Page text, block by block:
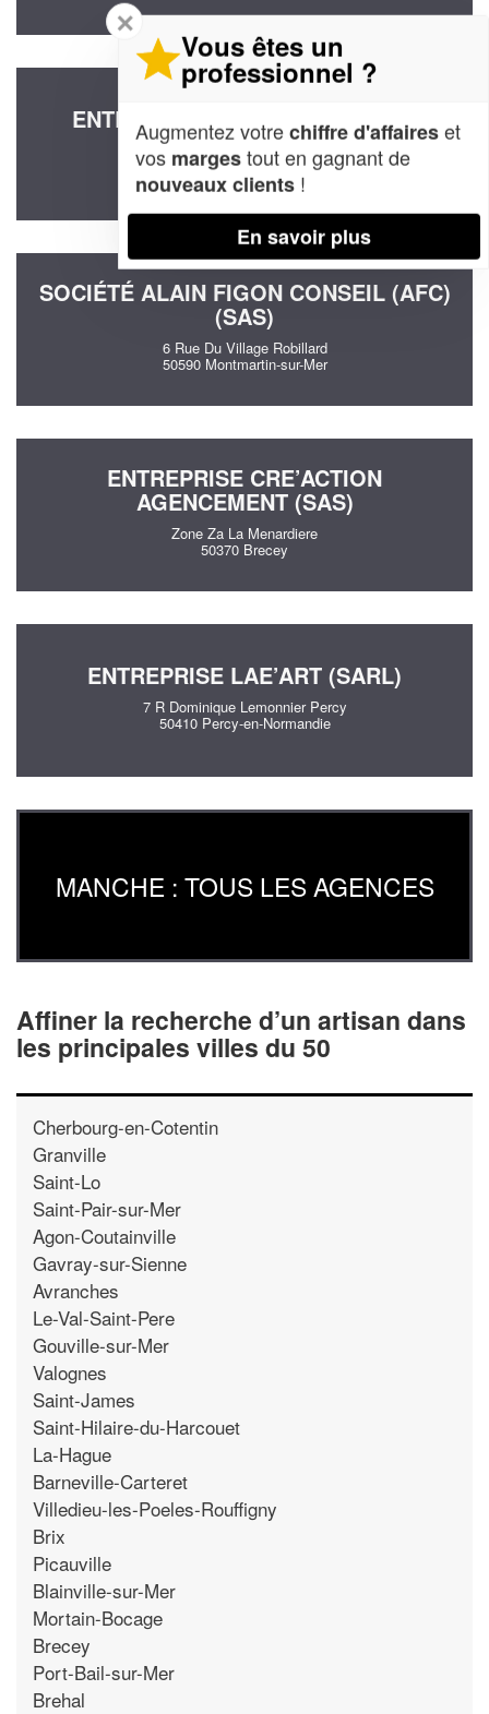
ENTREPRISE ARTICHAUT (SARL)
13 Rue Du Littoral
50560 Blainville-sur-Mer
SOCIÉTÉ ALAIN FIGON CONSEIL (AFC)
(SAS)
6 Rue Du Village Robillard
50590 Montmartin-sur-Mer
ENTREPRISE CRE’ACTION
AGENCEMENT (SAS)
Zone Za La Menardiere
50370 Brecey
ENTREPRISE LAE’ART (SARL)
7 R Dominique Lemonnier Percy
50410 Percy-en-Normandie
MANCHE : TOUS LES AGENCES
Affiner la recherche d’un artisan dans
les principales villes du 50
Cherbourg-en-Cotentin
Granville
Saint-Lo
Saint-Pair-sur-Mer
Agon-Coutainville
Gavray-sur-Sienne
Avranches
Le-Val-Saint-Pere
Gouville-sur-Mer
Valognes
Saint-James
Saint-Hilaire-du-Harcouet
La-Hague
Barneville-Carteret
Villedieu-les-Poeles-Rouffigny
Brix
Picauville
Blainville-sur-Mer
Mortain-Bocage
Brecey
Port-Bail-sur-Mer
Brehal
✕
Vous êtes un
professionnel ?
Augmentez votrechiffre d'affaireset
vos margestout en gagnant de
nouveaux clients !
En savoir plus